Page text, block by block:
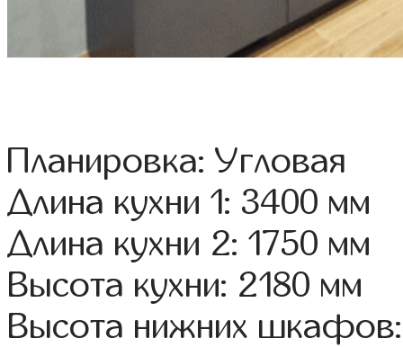
Планировка: Угловая
Длина кухни 1: 3400 мм
Длина кухни 2: 1750 мм
Высота кухни: 2180 мм
Высота нижних